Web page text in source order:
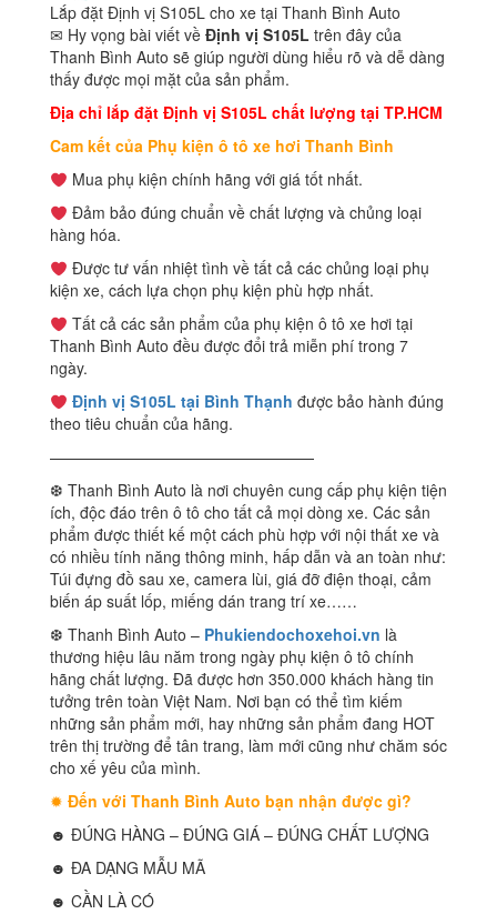
Lắp đặt Định vị S105L cho xe tại Thanh Bình Auto
✉ Hy vọng bài viết về Định vị S105L trên đây của
Thanh Bình Auto sẽ giúp người dùng hiểu rõ và dễ dàng
thấy được mọi mặt của sản phẩm.
Địa chỉ lắp đặt Định vị S105L chất lượng tại TP.HCM
Cam kết của Phụ kiện ô tô xe hơi Thanh Bình
Mua phụ kiện chính hãng với giá tốt nhất.
Đảm bảo đúng chuẩn về chất lượng và chủng loại
hàng hóa.
Được tư vấn nhiệt tình về tất cả các chủng loại phụ
kiện xe, cách lựa chọn phụ kiện phù hợp nhất.
Tất cả các sản phẩm của phụ kiện ô tô xe hơi tại
Thanh Bình Auto đều được đổi trả miễn phí trong 7
ngày.
Định vị S105L tại Bình Thạnh được bảo hành đúng
theo tiêu chuẩn của hãng.
—————————————————
❆ Thanh Bình Auto là nơi chuyên cung cấp phụ kiện tiện
ích, độc đáo trên ô tô cho tất cả mọi dòng xe. Các sản
phẩm được thiết kế một cách phù hợp với nội thất xe và
có nhiều tính năng thông minh, hấp dẫn và an toàn như:
Túi đựng đồ sau xe, camera lùi, giá đỡ điện thoại, cảm
biến áp suất lốp, miếng dán trang trí xe……
❆ Thanh Bình Auto – Phukiendochoxehoi.vn là
thương hiệu lâu năm trong ngày phụ kiện ô tô chính
hãng chất lượng. Đã được hơn 350.000 khách hàng tin
tưởng trên toàn Việt Nam. Nơi bạn có thể tìm kiếm
những sản phẩm mới, hay những sản phẩm đang HOT
trên thị trường để tân trang, làm mới cũng như chăm sóc
cho xế yêu của mình.
✹ Đến với Thanh Bình Auto bạn nhận được gì?
☻ ĐÚNG HÀNG – ĐÚNG GIÁ – ĐÚNG CHẤT LƯỢNG
☻ ĐA DẠNG MẪU MÃ
☻ CẦN LÀ CÓ